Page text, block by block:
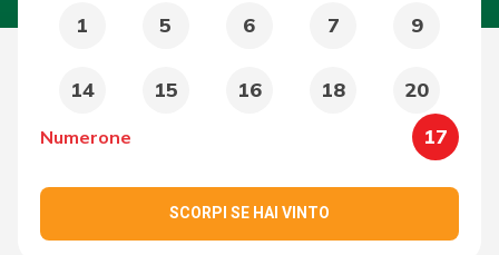
1 5 6 7 9
14 15 16 18 20
Numerone 17
SCORPI SE HAI VINTO